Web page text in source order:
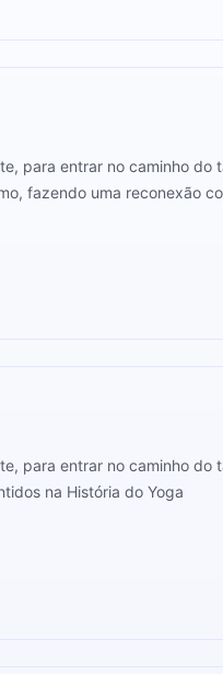
para entrar no caminho do
fazendo uma reconexão
para entrar no caminho do
na História do Yoga